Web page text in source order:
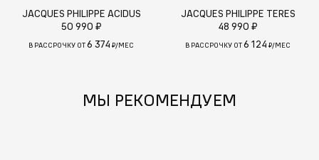
JACQUES PHILIPPE ACIDUS
50 990 ₽
В РАССРОЧКУ ОТ6 374 ₽/МЕС
JACQUES PHILIPPE TERES
48 990 ₽
В РАССРОЧКУ ОТ6 124 ₽/МЕС
МЫ РЕКОМЕНДУЕМ